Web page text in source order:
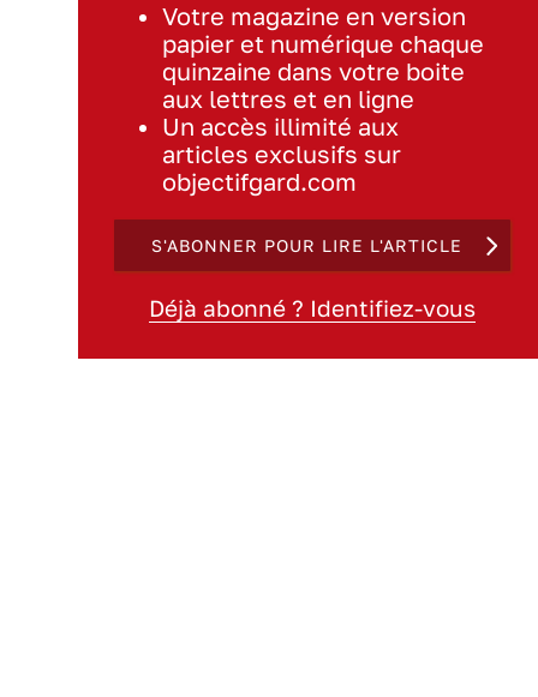
Votre magazine en version
papier et numérique chaque
quinzaine dans votre boite
aux lettres et en ligne
Un accès illimité aux
articles exclusifs sur
objectifgard.com
S'ABONNER POUR LIRE L'ARTICLE
Déjà abonné ? Identifiez-vous